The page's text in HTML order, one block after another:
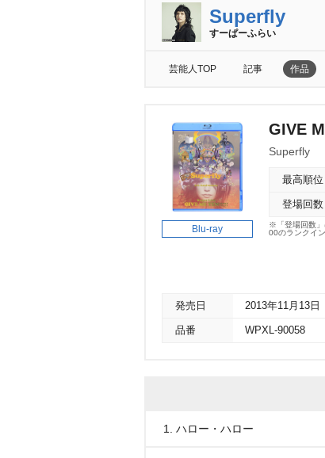
Superfly
すーぱーふらい
芸能人TOP 記事 作品
Blu-ray
GIVE
Superfly
最高順位
登場回数
※「登場回数」
00のランクイ
発売日 2013年11月13日
品番 WPXL-90058
1. ハロー・ハロー